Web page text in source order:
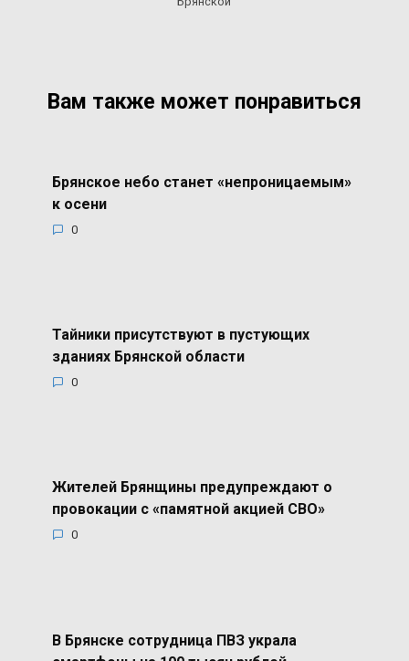
Вам также может понравиться
Брянское небо станет «непроницаемым»
к осени
0
Тайники присутствуют в пустующих
зданиях Брянской области
0
Жителей Брянщины предупреждают о
провокации с «памятной акцией СВО»
0
В Брянске сотрудница ПВЗ украла